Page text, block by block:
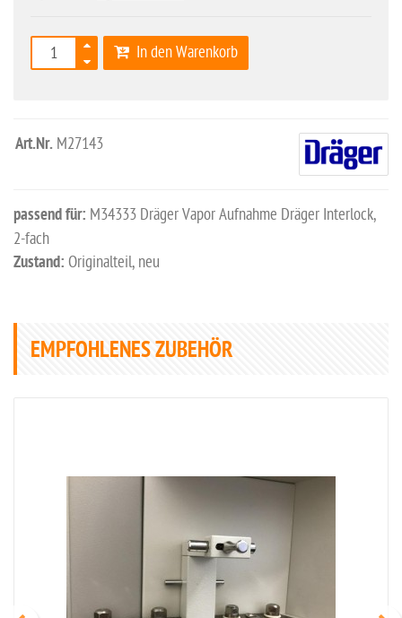
In den Warenkorb
Art.Nr. M27143
passend für: M34333 Dräger Vapor Aufnahme Dräger Interlock,
2-fach
Zustand: Originalteil, neu
EMPFOHLENES ZUBEHÖR